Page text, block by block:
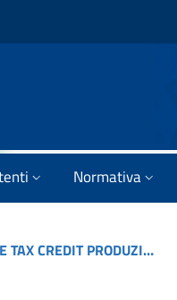
Normativa
AVVISO AGLI UTENTI – SESSIONE TAX CREDIT PRODUZIONE 2021